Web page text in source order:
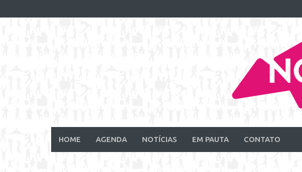
to
HOME AGENDA NOTÍCIAS EM PAUTA CONTATO